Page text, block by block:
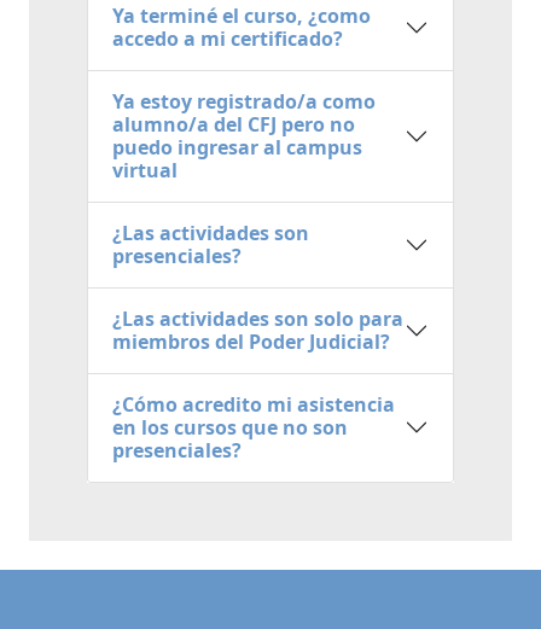
Ya terminé el curso, ¿como
accedo a mi certificado?
Ya estoy registrado/a como
alumno/a del CFJ pero no
puedo ingresar al campus
virtual
¿Las actividades son
presenciales?
¿Las actividades son solo para
miembros del Poder Judicial?
¿Cómo acredito mi asistencia
en los cursos que no son
presenciales?